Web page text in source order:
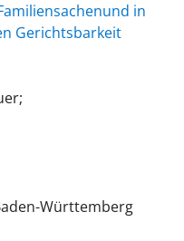
in
Gerichtsbarkeit
Württemberg